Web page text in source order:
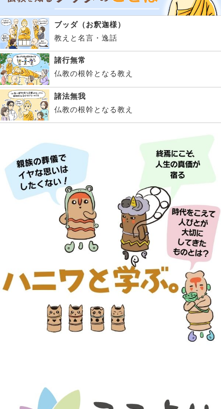
ブッダ（お釈迦様）
教えと名言・逸話
諸行無常
仏教の根幹となる教え
諸法無我
仏教の根幹となる教え